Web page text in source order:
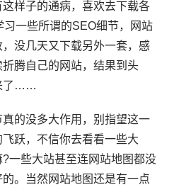
样子的通病，喜欢去下载各
一些所谓的SEO细节，网站
，没几天又下载另外一套，感
腾自己的网站，结果到头
了……
的没多大作用，别指望这一
跃，不信你去看看一些大
一些大站甚至连网站地图都没
。当然网站地图还是有一点